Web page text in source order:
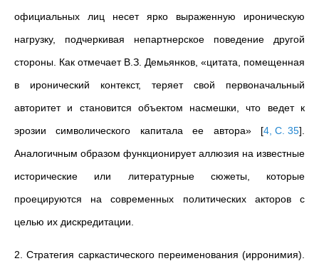
официальных лиц несет ярко выраженную ироническую
нагрузку, подчеркивая непартнерское поведение другой
стороны. Как отмечает В.З. Демьянков, «цитата, помещенная
в иронический контекст, теряет свой первоначальный
авторитет и становится объектом насмешки, что ведет к
эрозии символического капитала ее автора» [4, С. 35]
Аналогичным образом функционирует аллюзия на известные
исторические или литературные сюжеты, которые
проецируются на современных политических акторов с
целью их дискредитации.
2. Стратегия саркастического переименования (ирронимия).